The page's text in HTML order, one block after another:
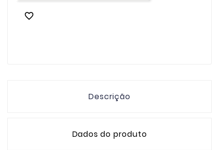

Descrição
Dados do produto